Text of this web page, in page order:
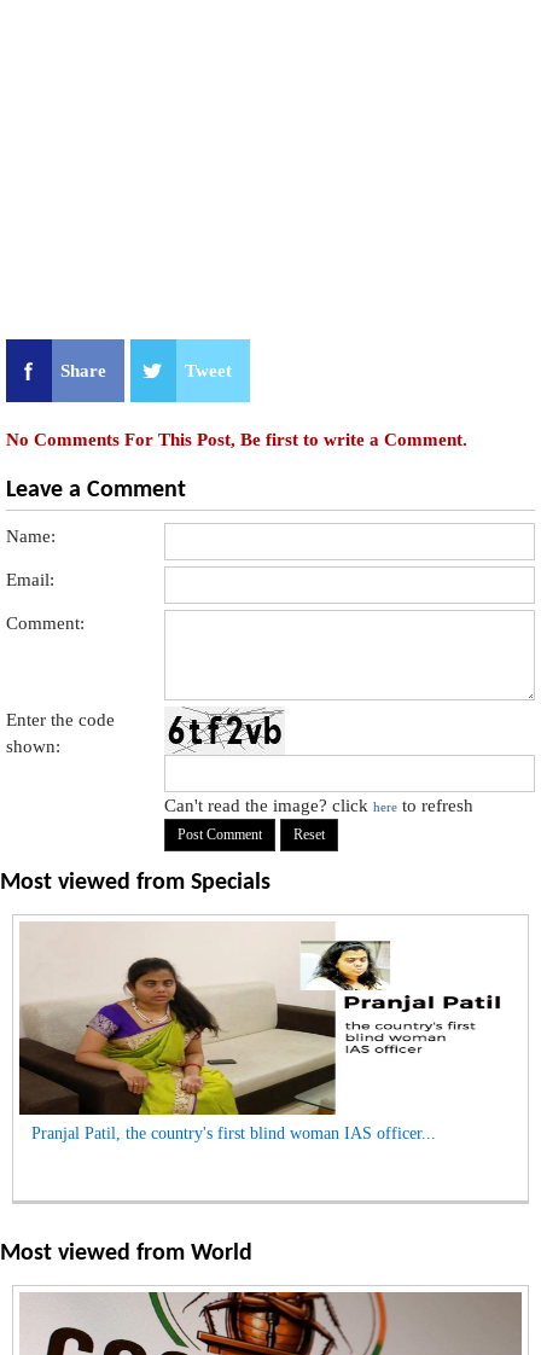
Share Tweet
No Comments For This Post, Be first to write a Comment.
Leave a Comment
Name:
Email:
Comment:
Enter the code
shown:
Can't read the image? clickhere to refresh
Most viewed from Specials
Pranjal Patil, the country's first blind woman IAS officer...
Most viewed from World